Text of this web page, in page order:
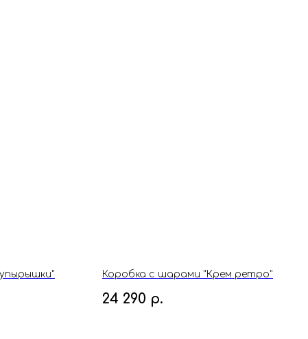
Коробка с шарами "Крем ретро"
24 290 р.